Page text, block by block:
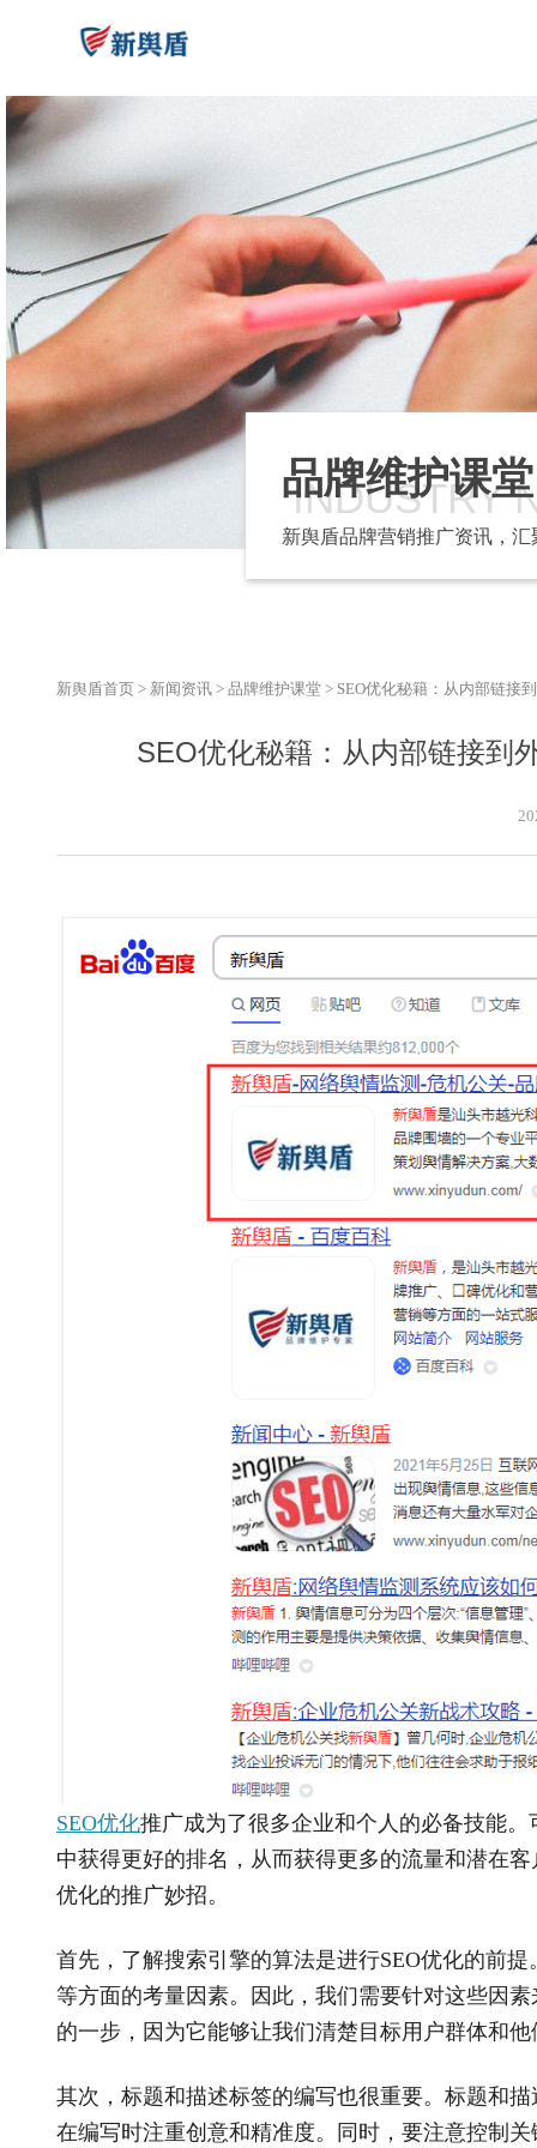
品牌维护课堂
INDUSTRY
新舆盾品牌营销推广资讯，
新舆盾首页 > 新闻资讯 > 品牌维护课堂 > SEO优化秘籍：从内部链接
SEO优化秘籍：从内部链接到
SEO优化推广成为了很多企业和个人的必备技能
中获得更好的排名，从而获得更多的流量和潜在
优化的推广妙招。
首先，了解搜索引擎的算法是进行SEO优化的前
等方面的考量因素。因此，我们需要针对这些因
的一步，因为它能够让我们清楚目标用户群体和
其次，标题和描述标签的编写也很重要。标题和
在编写时注重创意和精准度。同时，要注意控制